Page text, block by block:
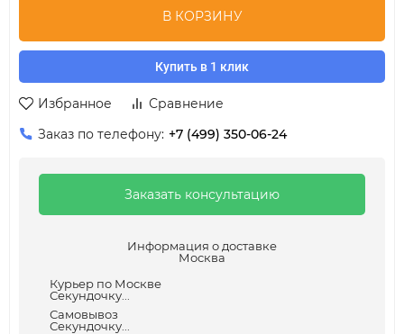
В КОРЗИНУ
Купить в 1 клик
Избранное
Сравнение
Заказ по телефону: +7 (499) 350-06-24
Заказать консультацию
Информация о доставке
Москва
Курьер по Москве
Секундочку...
Самовывоз
Секундочку...